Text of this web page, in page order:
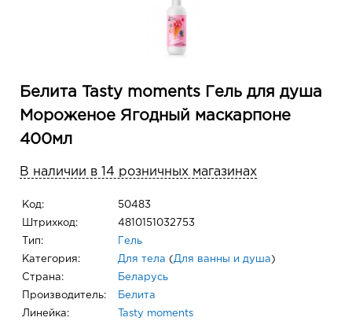
Белита Tasty moments Гель для душа
Мороженое Ягодный маскарпоне
400мл
В наличии в 14 розничных магазинах
Код: 50483
Штрихкод: 4810151032753
Тип: Гель
Категория: Для тела ( Для ванны и душа )
Страна: Беларусь
Производитель: Белита
Линейка: Tasty moments